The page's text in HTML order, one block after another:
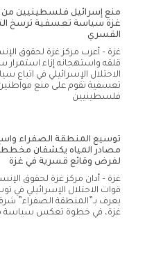
منع إسرائيل فلسطينيين من
غزة سياسة تعسفية ترسخ
القسري
غزة – أعرب مركز غزة لحقوق
قلقه واستهجانه إزاء
الاحتلال الإسرائيلي في اتباع
تعسفية تقوم على منع
فلسطينيين
توسيع المنطقة الصفراء
مصادر المياه يكشفان مخططاً
لفرض وقائع قسرية في غزة
غزة – أدان مركز غزة لحقوق
قوات الاحتلال الإسرائيلي في
يعرف بـ”المنطقة الصفراء”
غزة، في خطوة تعكس سياسة